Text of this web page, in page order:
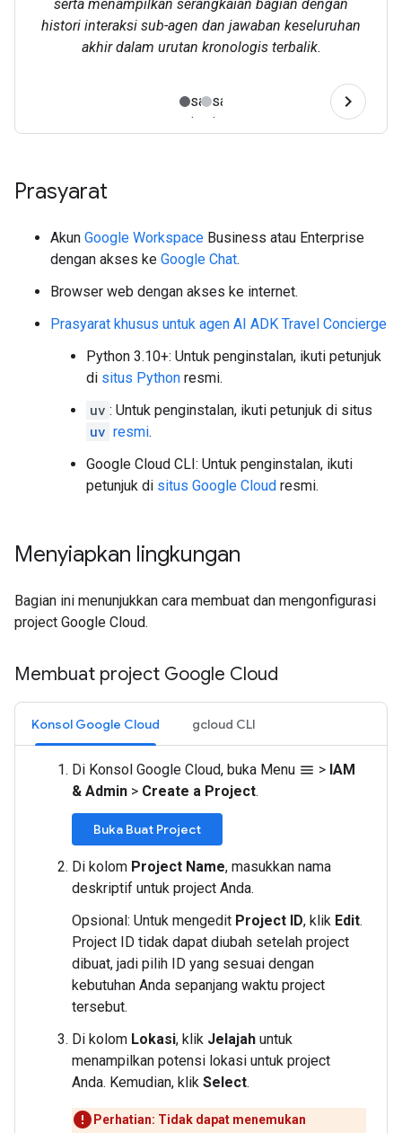
serta menampilkan serangkaian bagian dengan
histori interaksi sub-agen dan jawaban keseluruhan
akhir dalam urutan kronologis terbalik.
Prasyarat
Akun Google Workspace Business atau Enterprise
dengan akses ke Google Chat.
Browser web dengan akses ke internet.
Prasyarat khusus untuk agen AI ADK Travel Concierge
Python 3.10+: Untuk penginstalan, ikuti petunjuk
di situs Python resmi.
uv : Untuk penginstalan, ikuti petunjuk di situs
uv resmi.
Google Cloud CLI: Untuk penginstalan, ikuti
petunjuk di situs Google Cloud resmi.
Menyiapkan lingkungan
Bagian ini menunjukkan cara membuat dan mengonfigurasi
project Google Cloud.
Membuat project Google Cloud
Konsol Google Cloud gcloud CLI
Di Konsol Google Cloud, buka Menu menu > IAM
& Admin > Create a Project.
Buka Buat Project
Di kolom Project Name, masukkan nama
deskriptif untuk project Anda.
Opsional: Untuk mengedit Project ID, klik Edit.
Project ID tidak dapat diubah setelah project
dibuat, jadi pilih ID yang sesuai dengan
kebutuhan Anda sepanjang waktu project
tersebut.
Di kolom Lokasi, klik Jelajah untuk
menampilkan potensi lokasi untuk project
Anda. Kemudian, klik Select.
Perhatian: Tidak dapat menemukan